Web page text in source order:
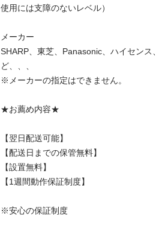
使用には支障のないレベル）
メーカー
SHARP、東芝、Panasonic、ハイセンス
ど、、、
※メーカーの指定はできません。
★お薦め内容★
【翌日配送可能】
【配送日までの保管無料】
【設置無料】
【1週間動作保証制度】
※安心の保証制度